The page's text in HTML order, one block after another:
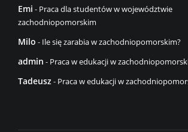
Emi - Praca dla studentów w województwie
zachodniopomorskim
Milo - Ile się zarabia w zachodniopomorskim?
admin - Praca w edukacji w
Tadeusz- Praca w edukacji w